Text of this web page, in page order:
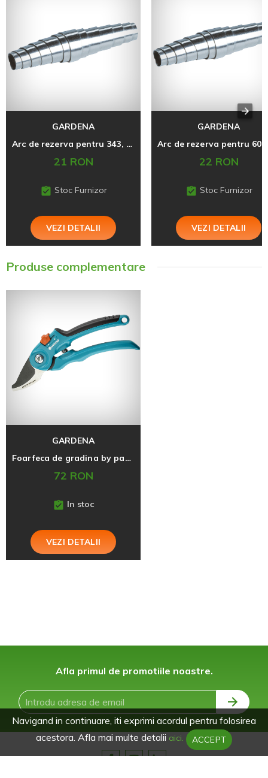
GARDENA
Arc de rezerva pentru 343, 609
21 RON
Stoc Furnizor
VEZI DETALII
GARDENA
22 RON
Stoc Furnizor
VEZI DETALII
Produse complementare
GARDENA
Foarfeca de gradina by pass 20mm, B/S
72 RON
In stoc
VEZI DETALII
Afla primul de promotiile noastre.
Navigand in continuare, iti exprimi acordul pentru folosirea
acestora. Afla mai multe detalii aici. ACCEPT